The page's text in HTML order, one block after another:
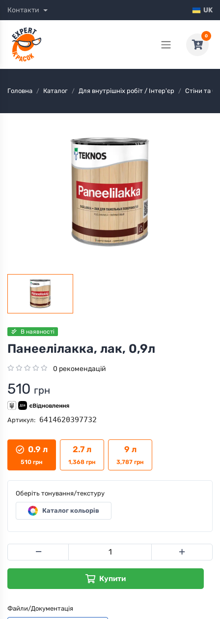
Контакти UK
0
Головна Каталог Для внутрішніх робіт / Інтер'єр Стіни та
В наявності
Панеелілакка, лак, 0,9л
0 рекомендацій
510 грн
Артикул: 6414620397732
0.9 л
510 грн
2.7 л
1,368 грн
9 л
3,787 грн
Оберіть тонування/текстуру
Каталог кольорів
Купити
Файли/Документація